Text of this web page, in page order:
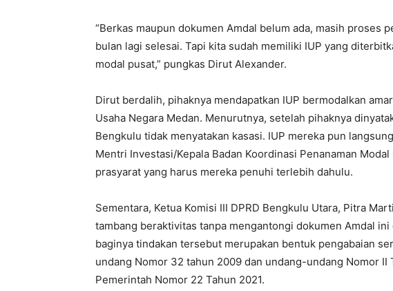
“Berkas maupun dokumen Amdal belum ada, masih proses
bulan lagi selesai. Tapi kita sudah memiliki IUP yang
modal pusat,” pungkas Dirut Alexander.
Dirut berdalih, pihaknya mendapatkan IUP bermodalkan
Usaha Negara Medan. Menurutnya, setelah pihaknya
Bengkulu tidak menyatakan kasasi. IUP mereka pun
Mentri Investasi/Kepala Badan Koordinasi Penanaman
prasyarat yang harus mereka penuhi terlebih dahulu.
Sementara, Ketua Komisi III DPRD Bengkulu Utara, Pitra
tambang beraktivitas tanpa mengantongi dokumen Amdal
baginya tindakan tersebut merupakan bentuk pengabaian
undang Nomor 32 tahun 2009 dan undang-undang Nomor II
Pemerintah Nomor 22 Tahun 2021.